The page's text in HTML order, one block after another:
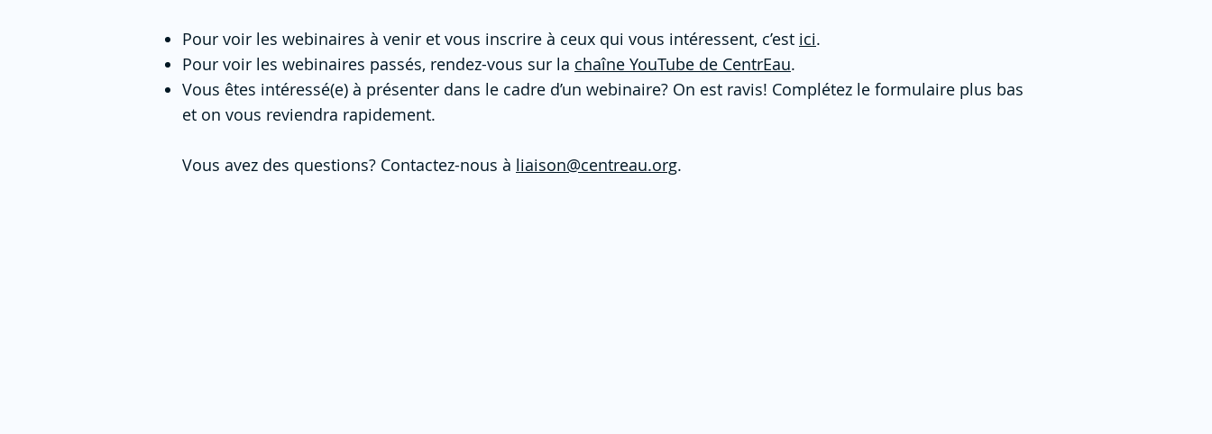
Pour voir les webinaires à venir et vous inscrire à ceux qui vous intéressent, c’est ici.
Pour voir les webinaires passés, rendez-vous sur la chaîne YouTube de CentrEau.
Vous êtes intéressé(e) à présenter dans le cadre d’un webinaire? On est ravis! Complétez le formulaire plus bas
et on vous reviendra rapidement.
Vous avez des questions? Contactez-nous à liaison@centreau.org.